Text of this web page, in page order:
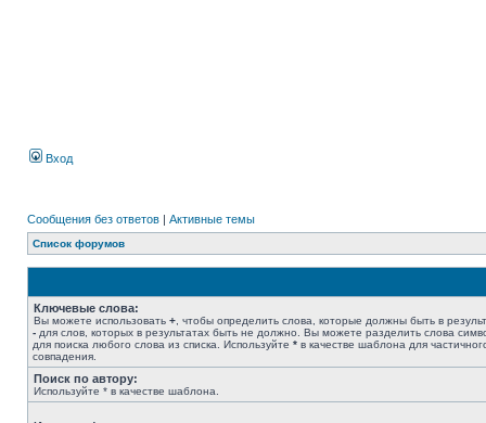
Вход
Сообщения без ответов | Активные темы
Список форумов
Ключевые слова:
Вы можете использовать + , чтобы определить слова, которые должны быть в
- для слов, которых в результатах быть не должно. Вы можете разделить слова
для поиска любого слова из списка. Используйте * в качестве шаблона для
совпадения.
Поиск по автору:
Используйте * в качестве шаблона.